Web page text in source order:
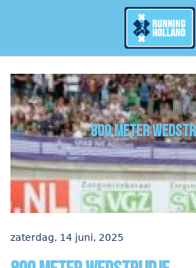
Overslaan en naar de inhoud gaan
800 meter
zaterdag, 14 juni, 2025